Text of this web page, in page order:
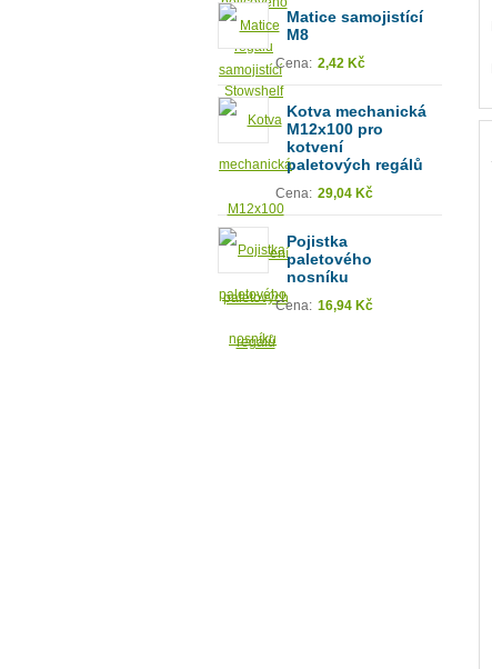
Matice samojistící
M8
Cena: 2,42 Kč
Kotva mechanická
M12x100 pro
kotvení
paletových regálů
Cena: 29,04 Kč
Pojistka
paletového
nosníku
Cena: 16,94 Kč